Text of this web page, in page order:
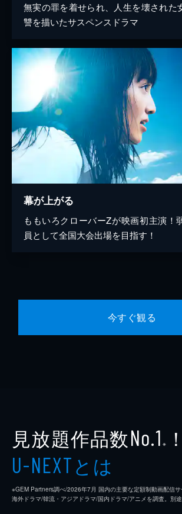
無実の罪を着せられ、人生を壊された
讐を描いたサスペンスドラマ
幕が上がる
ももいろクローバーZが映画初主演！
員として全国大会出場を目指す！
今すぐ観る
見放題作品数No.1 ※ ！
U-NEXTとは
※GEM Partners調べ/2026年7⽉ 国内の主要な定額制動画配信
海外ドラマ/韓流・アジアドラマ/国内ドラマ/アニメを調査。別途